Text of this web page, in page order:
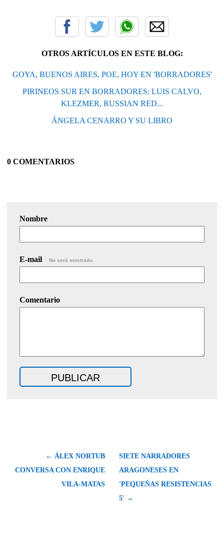
OTROS ARTÍCULOS EN ESTE BLOG:
GOYA, BUENOS AIRES, POE, HOY EN 'BORRADORES'
PIRINEOS SUR EN BORRADORES: LUIS CALVO,
KLEZMER, RUSSIAN RED...
ÁNGELA CENARRO Y SU LIBRO
0 COMENTARIOS
Nombre
E-mail No será mostrado.
Comentario
← ÁLEX NORTUB
CONVERSA CON ENRIQUE
VILA-MATAS
SIETE NARRADORES
ARAGONESES EN
'PEQUEÑAS RESISTENCIAS
5' →